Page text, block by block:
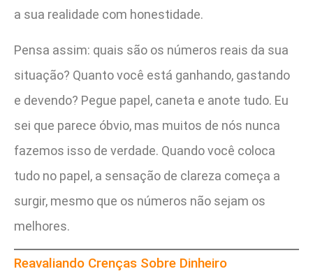
a sua realidade com honestidade.
Pensa assim: quais são os números reais da sua
situação? Quanto você está ganhando, gastando
e devendo? Pegue papel, caneta e anote tudo. Eu
sei que parece óbvio, mas muitos de nós nunca
fazemos isso de verdade. Quando você coloca
tudo no papel, a sensação de clareza começa a
surgir, mesmo que os números não sejam os
melhores.
Reavaliando Crenças Sobre Dinheiro